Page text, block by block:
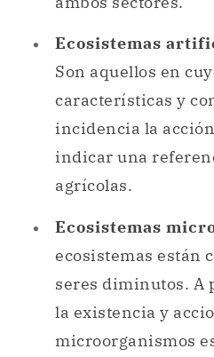
Ecosistemas
Son aquellos en
características y
incidencia la
indicar una
agrícolas.
Ecosistemas
ecosistemas están
seres diminutos. A
la existencia y
microorganismos